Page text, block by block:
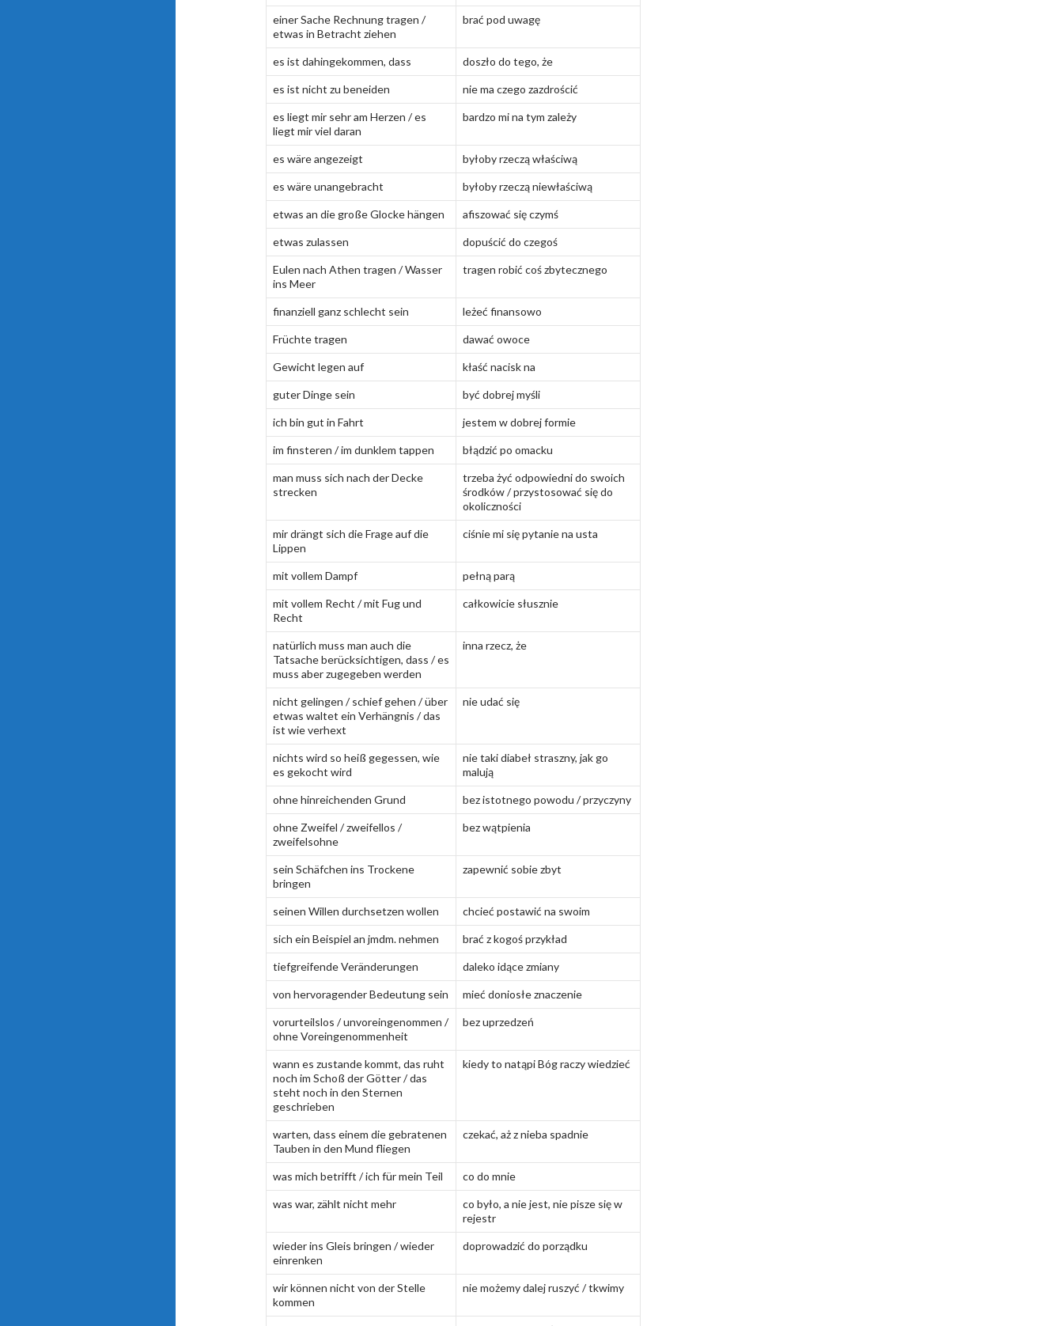
einer Sache Rechnung tragen /
etwas in Betracht ziehen
brać pod uwagę
es ist dahingekommen, dass doszło do tego, że
es ist nicht zu beneiden nie ma czego zazdrościć
es liegt mir sehr am Herzen / es
liegt mir viel daran
bardzo mi na tym zależy
es wäre angezeigt byłoby rzeczą właściwą
es wäre unangebracht byłoby rzeczą niewłaściwą
etwas an die große Glocke hängen afiszować się czymś
etwas zulassen dopuścić do czegoś
Eulen nach Athen tragen / Wasser
ins Meer
tragen robić coś zbytecznego
finanziell ganz schlecht sein leżeć finansowo
Früchte tragen dawać owoce
Gewicht legen auf kłaść nacisk na
guter Dinge sein być dobrej myśli
ich bin gut in Fahrt jestem w dobrej formie
im finsteren / im dunklem tappen błądzić po omacku
man muss sich nach der Decke
strecken
trzeba żyć odpowiedni do swoich
środków / przystosować się do
okoliczności
mir drängt sich die Frage auf die
Lippen
ciśnie mi się pytanie na usta
mit vollem Dampf pełną parą
mit vollem Recht / mit Fug und
Recht
całkowicie słusznie
natürlich muss man auch die
Tatsache berücksichtigen, dass / es
muss aber zugegeben werden
inna rzecz, że
nicht gelingen / schief gehen / über
etwas waltet ein Verhängnis / das
ist wie verhext
nie udać się
nichts wird so heiß gegessen, wie
es gekocht wird
nie taki diabeł straszny, jak go
malują
ohne hinreichenden Grund bez istotnego powodu / przyczyny
ohne Zweifel / zweifellos /
zweifelsohne
bez wątpienia
sein Schäfchen ins Trockene
bringen
zapewnić sobie zbyt
seinen Willen durchsetzen wollen chcieć postawić na swoim
sich ein Beispiel an jmdm. nehmen brać z kogoś przykład
tiefgreifende Veränderungen daleko idące zmiany
von hervoragender Bedeutung sein mieć doniosłe znaczenie
vorurteilslos / unvoreingenommen /
ohne Voreingenommenheit
bez uprzedzeń
wann es zustande kommt, das ruht
noch im Schoß der Götter / das
steht noch in den Sternen
geschrieben
kiedy to natąpi Bóg raczy wiedzieć
warten, dass einem die gebratenen
Tauben in den Mund fliegen
czekać, aż z nieba spadnie
was mich betrifft / ich für mein Teil co do mnie
was war, zählt nicht mehr
co było, a nie jest, nie pisze się w
rejestr
wieder ins Gleis bringen / wieder
einrenken
doprowadzić do porządku
wir können nicht von der Stelle
kommen
nie możemy dalej ruszyć / tkwimy